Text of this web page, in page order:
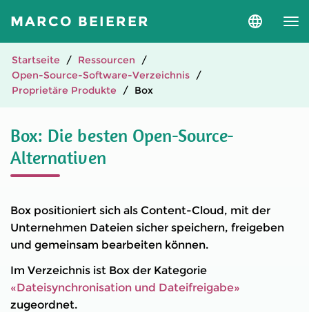
MARCO BEIERER
Sprache
Startseite
Ressourcen
Open-Source-Software-Verzeichnis
Proprietäre Produkte
Box
Box: Die besten Open-Source-
Alternativen
Box positioniert sich als Content-Cloud, mit der
Unternehmen Dateien sicher speichern, freigeben
und gemeinsam bearbeiten können.
Im Verzeichnis ist Box der Kategorie
«Dateisynchronisation und Dateifreigabe»
zugeordnet.